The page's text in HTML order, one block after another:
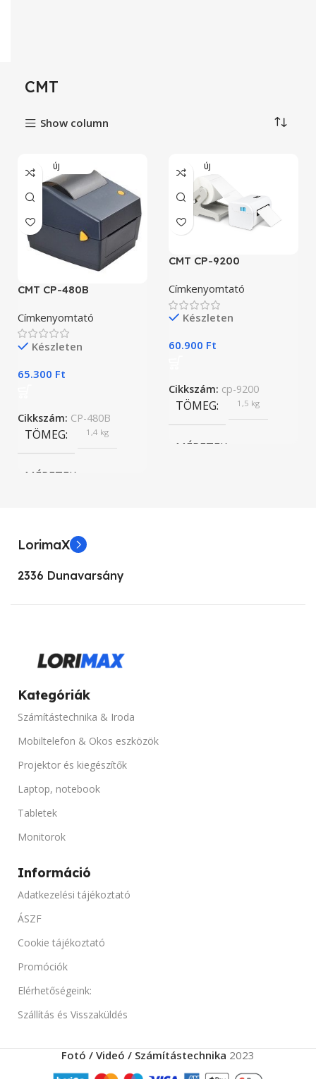
CMT
Show column
ÚJ
CMT CP-480B
Címkenyomtató
Készleten
65.300 Ft
Cikkszám: CP-480B
TÖMEG 1,4 kg
MÉRETEK
NYOMTATÁSI SEBESSÉG
Adhesivesticker, Roll, Sticker
TARTO
TERMÉK ÁLLAPOT
SZINEK
ÚJ
CMT CP-9200
Címkenyomtató
Készleten
60.900 Ft
Cikkszám: cp-9200
TÖMEG 1,5 kg
MÉRETEK
LorimaX
2336 Dunavarsány
Kategóriák
Számítástechnika & Iroda
Mobiltelefon & Okos eszközök
Projektor és kiegészítők
Laptop, notebook
Tabletek
Monitorok
Információ
Adatkezelési tájékoztató
ÁSZF
Cookie tájékoztató
Promóciók
Elérhetőségeink:
Szállítás és Visszaküldés
Fotó / Videó / Számítástechnika 2023